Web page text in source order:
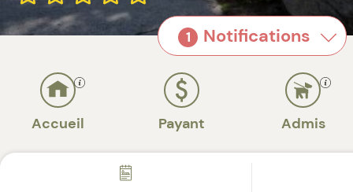
1 Notifications
Accueil Payant Admis